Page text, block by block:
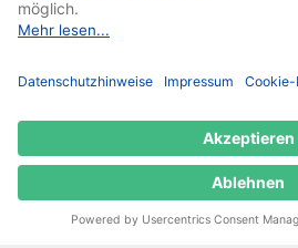
E-Mail: info@davetiye.de
© 2020-2025 Ritali Werbung GmbH.